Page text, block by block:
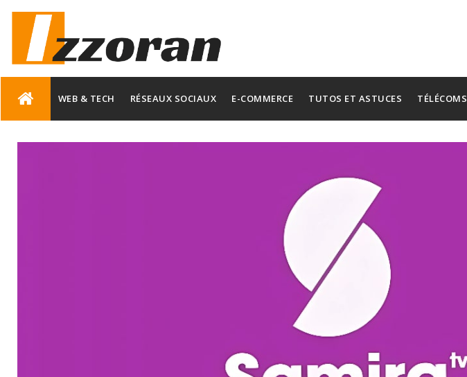
WEB & TECH RÉSEAUX SOCIAUX E-COMMERCE TUTOS ET ASTUCES TÉLÉCOMS